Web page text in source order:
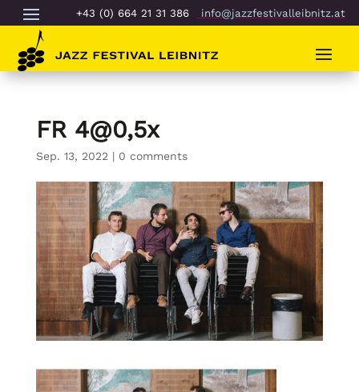
+43 (0) 664 21 31 386 info@jazzfestivalleibnitz.at
FR 4@0,5x
Sep. 13, 2022| 0 comments